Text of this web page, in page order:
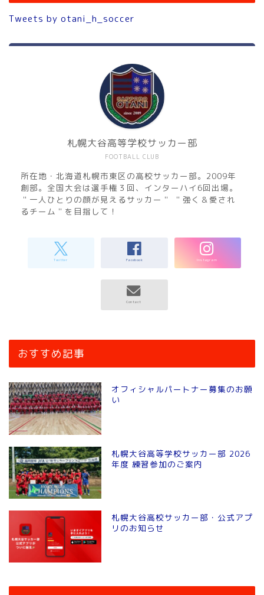
Tweets by otani_h_soccer
FOOTBALL CLUB
札幌大谷高等学校サッカー部
所在地・北海道札幌市東区の高校サッカー部。2009年
創部。全国大会は選手権３回、インターハイ6回出場。
＂一人ひとりの顔が見えるサッカー＂ ＂強く＆愛され
るチーム＂を目指して！
おすすめ記事
オフィシャルパートナー募集のお願
い
札幌大谷高等学校サッカー部 2026
年度 練習参加のご案内
札幌大谷高校サッカー部・公式アプ
リのお知らせ